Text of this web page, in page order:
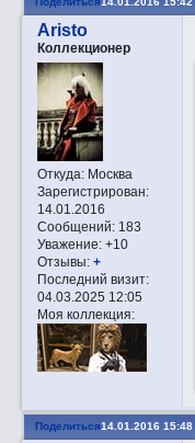
Aristo
Коллекционер
Откуда:Москва
Зарегистрирован:
14.01.2016
Сообщений:183
Уважение: +10
Отзывы: +
Последний визит:
04.03.2025 12:05
Моя коллекция:
Поделиться14.01.2016 15:48